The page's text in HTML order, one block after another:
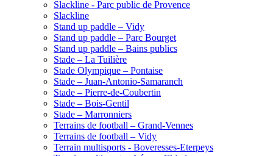
Slackline - Parc public de Provence
Slackline
Stand up paddle – Vidy
Stand up paddle – Parc Bourget
Stand up paddle – Bains publics
Stade – La Tuilière
Stade Olympique – Pontaise
Stade – Juan-Antonio-Samaranch
Stade – Pierre-de-Coubertin
Stade – Bois-Gentil
Stade – Marronniers
Terrains de football – Grand-Vennes
Terrains de football – Vidy
Terrain multisports - Boveresses-Eterpeys